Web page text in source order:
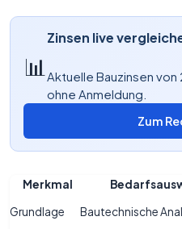
📊
Zinsen live
Aktuelle Bauzinsen
ohne Anmeldung.
Zum
Merkmal
Grundlage
Bautechnische